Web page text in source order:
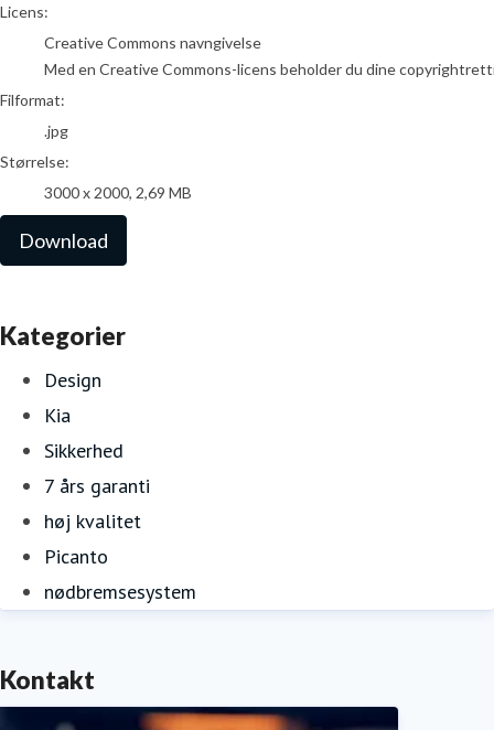
go to media item
Licens:
Creative Commons navngivelse
Med en Creative Commons-licens beholder du dine
Filformat:
.jpg
Størrelse:
3000 x 2000, 2,69 MB
Download
Kategorier
Design
Kia
Sikkerhed
7 års garanti
høj kvalitet
Picanto
nødbremsesystem
Kontakt